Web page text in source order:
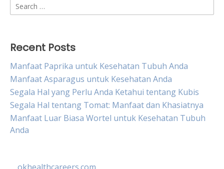
Search
for:
Recent Posts
Manfaat Paprika untuk Kesehatan Tubuh Anda
Manfaat Asparagus untuk Kesehatan Anda
Segala Hal yang Perlu Anda Ketahui tentang Kubis
Segala Hal tentang Tomat: Manfaat dan Khasiatnya
Manfaat Luar Biasa Wortel untuk Kesehatan Tubuh
Anda